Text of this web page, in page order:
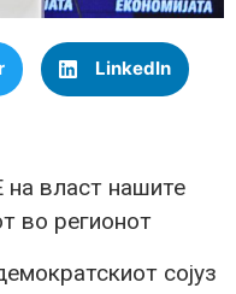
LinkedIn
власт нашите
во регионот
сојуз